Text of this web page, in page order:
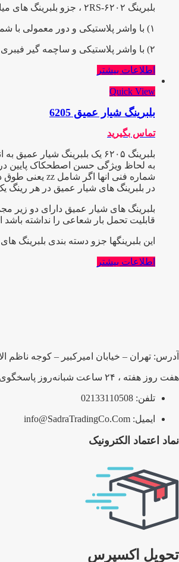
بلبرینگ ۶۲۰۲-۲RS ، جزو بلبرینگ های میان رده با کیفیت قابل قبول و قیمت اقتصـــادی تقسیم بندی میشود ، این بلبرینگ بــه دو صورت
۱) با واشر پلاستیکی و دور معمولی با شماره فنی و شماره فنی ۶۲۰۲-۲RS
۲) با واشر پلاستیکی و ساچمه گیر فیبری و دور بالا با شماره فنی ۶۲۰۲٫۲RS.C3TN عرضـــه شده است .
اطلاعات بیشتر
Quick View
بلبرینگ شیار عمیق 6205
تماس بگیرید
به لحاظ ویژگی حسن اصطحکاک پایین در
شماره فنی انها اگر شامل zz یعنی طوق دور آن فلزی و اگر ۲RS باشد طوق آن پلاستیکی یا آبند میباشد و C3 یعنی دارای لقی بیش از حد که هر کدام در صنعت کاربرد ویژه ایی دارند.
در بلبرینگ های شیار عمیق در هر رینگ
بلبرینگ های شیار عمیق دارای دو زیر
قابلیت تحمل بار شعاعی را نداشته باشد
این بلبرینگها جزو دسته بندی بلبرینگ های ۶۲۰۵ تقسیم بندی میشوند
اطلاعات بیشتر
آدرس: تهران – خیابان امیرکبیر – کوجه ناظم الاطباء شمالی – پلاک
هفت روز هفته ، ۲۴ ساعت شبانه‌روز پاسخگوی شما هستیم
تلفن: 02133110508
ایمیل: info@SadraTradingCo.Com
نماد اعتماد الکترونیک
تحویل اکسپرس